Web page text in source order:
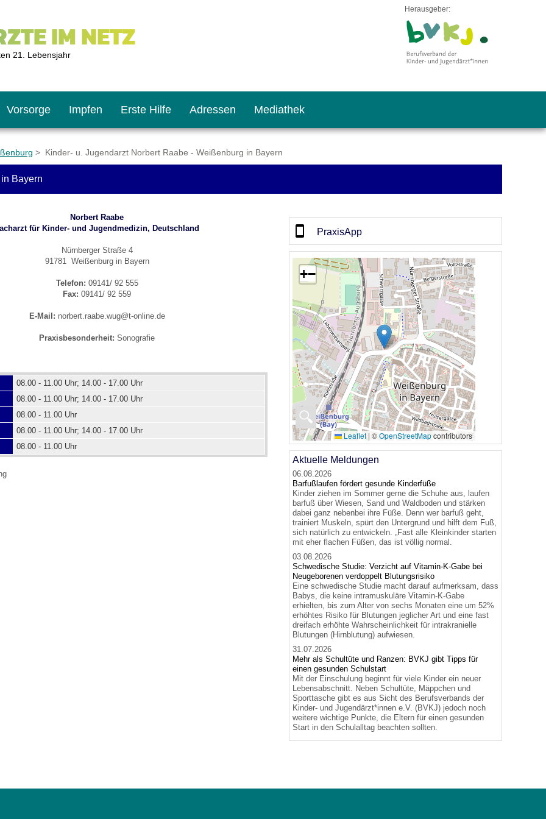
IM NETZ
21. Lebensjahr
Herausgeber:
Vorsorge Impfen Erste Hilfe Adressen Mediathek
> Kinder- u. Jugendarzt Norbert Raabe - Weißenburg in Bayern
Bayern
Norbert Raabe
für Kinder- und Jugendmedizin, Deutschland
Nürnberger Straße 4
91781 Weißenburg in Bayern
Telefon: 09141/ 92 555
Fax: 09141/ 92 559
E-Mail: norbert.raabe.wug@t-online.de
Praxisbesonderheit: Sonografie
08.00 - 11.00 Uhr; 14.00 - 17.00 Uhr
08.00 - 11.00 Uhr; 14.00 - 17.00 Uhr
08.00 - 11.00 Uhr
08.00 - 11.00 Uhr; 14.00 - 17.00 Uhr
08.00 - 11.00 Uhr
PraxisApp
🔍
+−
Leaflet | ©OpenStreetMapcontributors
Aktuelle Meldungen
06.08.2026
Barfußlaufen fördert gesunde Kinderfüße
Kinder ziehen im Sommer gerne die Schuhe aus, laufen
barfuß über Wiesen, Sand und Waldboden und stärken
dabei ganz nebenbei ihre Füße. Denn wer barfuß geht,
trainiert Muskeln, spürt den Untergrund und hilft dem Fuß,
sich natürlich zu entwickeln. „Fast alle Kleinkinder starten
mit eher flachen Füßen, das ist völlig normal.
03.08.2026
Schwedische Studie: Verzicht auf Vitamin-K-Gabe bei
Neugeborenen verdoppelt Blutungsrisiko
Eine schwedische Studie macht darauf aufmerksam, dass
Babys, die keine intramuskuläre Vitamin-K-Gabe
erhielten, bis zum Alter von sechs Monaten eine um 52%
erhöhtes Risiko für Blutungen jeglicher Art und eine fast
dreifach erhöhte Wahrscheinlichkeit für intrakranielle
Blutungen (Hirnblutung) aufwiesen.
31.07.2026
Mehr als Schultüte und Ranzen: BVKJ gibt Tipps für
einen gesunden Schulstart
Mit der Einschulung beginnt für viele Kinder ein neuer
Lebensabschnitt. Neben Schultüte, Mäppchen und
Sporttasche gibt es aus Sicht des Berufsverbands der
Kinder- und Jugendärzt*innen e.V. (BVKJ) jedoch noch
weitere wichtige Punkte, die Eltern für einen gesunden
Start in den Schulalltag beachten sollten.